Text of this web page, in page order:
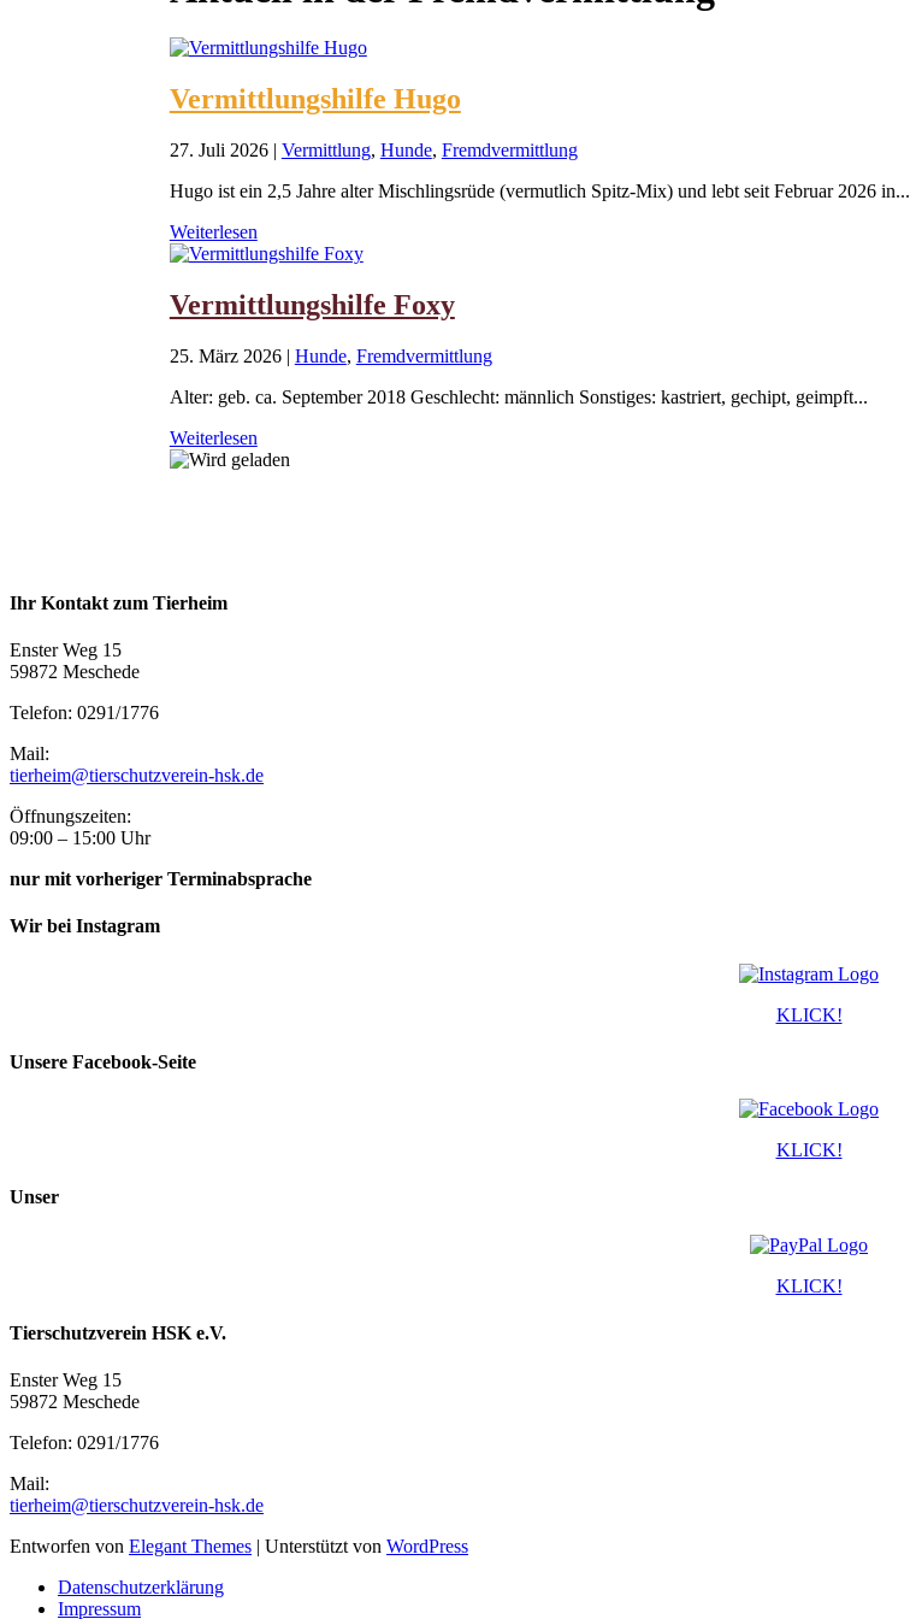
Vermittlungshilfe Hugo
27. Juli 2026| Vermittlung, Hunde, Fremdvermittlung
Hugo ist ein 2,5 Jahre alter Mischlingsrüde (vermutlich Spitz-Mix) und lebt seit Februar 2026 in...
Weiterlesen
Vermittlungshilfe Foxy
25. März 2026| Hunde, Fremdvermittlung
Alter: geb. ca. September 2018 Geschlecht: männlich Sonstiges: kastriert, gechipt, geimpft...
Weiterlesen
Ihr Kontakt zum Tierheim
Enster Weg 15
59872 Meschede
Telefon: 0291/1776
Mail:
tierheim@tierschutzverein-hsk.de
Öffnungszeiten:
09:00 – 15:00 Uhr
nur mit vorheriger Terminabsprache
Wir bei Instagram
KLICK!
Unsere Facebook-Seite
KLICK!
Unser
KLICK!
Tierschutzverein HSK e.V.
Enster Weg 15
59872 Meschede
Telefon: 0291/1776
Mail:
tierheim@tierschutzverein-hsk.de
Entworfen von Elegant Themes | Unterstützt von WordPress
Datenschutzerklärung
Impressum